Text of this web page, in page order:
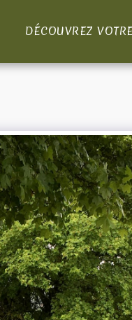
DÉCOUVREZ